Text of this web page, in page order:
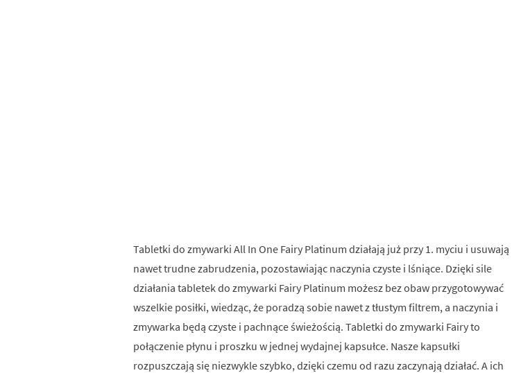
Tabletki do zmywarki All In One Fairy Platinum działają już przy 1. myciu i usuwają
nawet trudne zabrudzenia, pozostawiając naczynia czyste i lśniące. Dzięki sile
działania tabletek do zmywarki Fairy Platinum możesz bez obaw przygotowywać
wszelkie posiłki, wiedząc, że poradzą sobie nawet z tłustym filtrem, a naczynia i
zmywarka będą czyste i pachnące świeżością. Tabletki do zmywarki Fairy to
połączenie płynu i proszku w jednej wydajnej kapsułce. Nasze kapsułki
rozpuszczają się niezwykle szybko, dzięki czemu od razu zaczynają działać. A ich